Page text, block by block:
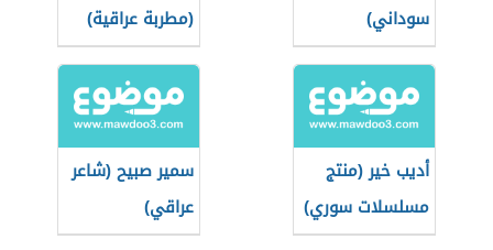
سوداني)
(مطربة عراقية)
أديب خير (منتج
مسلسلات سوري)
سمير صبيح (شاعر
عراقي)